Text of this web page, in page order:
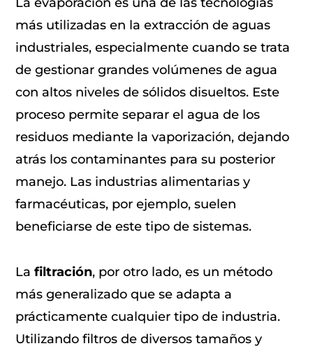
La evaporación es una de las tecnologías
más utilizadas en la extracción de aguas
industriales, especialmente cuando se trata
de gestionar grandes volúmenes de agua
con altos niveles de sólidos disueltos. Este
proceso permite separar el agua de los
residuos mediante la vaporización, dejando
atrás los contaminantes para su posterior
manejo. Las industrias alimentarias y
farmacéuticas, por ejemplo, suelen
beneficiarse de este tipo de sistemas.
Lafiltración, por otro lado, es un método
más generalizado que se adapta a
prácticamente cualquier tipo de industria.
Utilizando filtros de diversos tamaños y